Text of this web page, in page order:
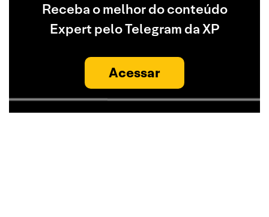
Receba o melhor do conteúdo
Expert pelo Telegram da XP
Acessar